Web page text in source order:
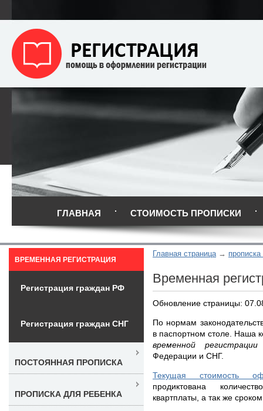
ГЛАВНАЯ СТОИМОСТЬ ПРОПИСКИ
Главная страница
Временная
Обновление страницы:
По нормам
в паспортном столе. Наша
временной
Федерации и СНГ.
Текущая стоимость
продиктована
квартплаты, а так же
ВРЕМЕННАЯ РЕГИСТРАЦИЯ
Регистрация граждан РФ
Регистрация граждан СНГ
ПОСТОЯННАЯ ПРОПИСКА
ПРОПИСКА ДЛЯ РЕБЕНКА